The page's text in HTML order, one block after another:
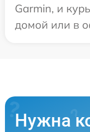
Garmin, и
домой или в
Нужна